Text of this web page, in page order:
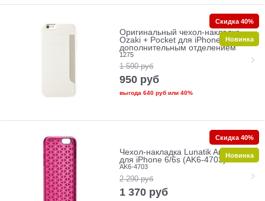
Оригинальный чехол-накладка
Ozaki + Pocket для iPhone 6/6s с
дополнительным отделением
1275
1 590 руб
950 руб
выгода 640 рубили 40%
Скидка 40%
Новинка
Чехол-накладка Lunatik Architek
для iPhone 6/6s (AK6-4703)
AK6-4703
2 290 руб
1 370 руб
Скидка 40%
Новинка